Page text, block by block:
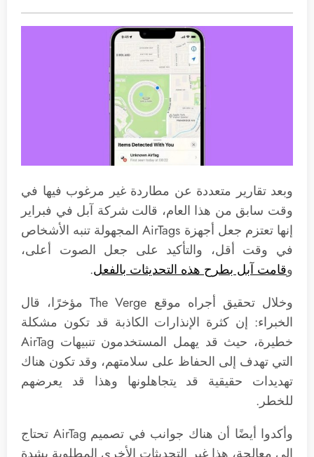
وبعد تقارير متعددة عن مطاردة غير مرغوب فيها في
وقت سابق من هذا العام، قالت شركة آبل في فبراير
إنها تعتزم جعل أجهزة AirTags المجهولة تنبه الأشخاص
في وقت أقل، والتأكيد على جعل الصوت أعلى،
وقامت آبل بطرح هذه التحديثات بالفعل.
وخلال تحقيق أجراه موقع The Verge مؤخرًا، قال
الخبراء: إن كثرة الإنذارات الكاذبة قد تكون مشكلة
خطيرة، حيث قد يهمل المستخدمون تنبيهات AirTag
التي تهدف إلى الحفاظ على سلامتهم، وقد تكون هناك
تهديدات حقيقية قد يتجاهلونها وهذا قد يعرضهم
للخطر.
وأكدوا أيضًا أن هناك جوانب في تصميم AirTag تحتاج